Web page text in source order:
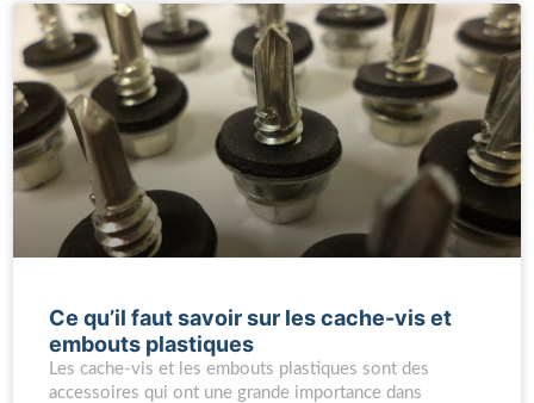
Ce qu’il faut savoir sur les cache-vis et
embouts plastiques
Les cache-vis et les embouts plastiques sont des
accessoires qui ont une grande importance dans